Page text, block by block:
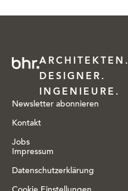
ARCHITEKTEN.
DESIGNER.
INGENIEURE.
Newsletter abonnieren
Kontakt
Jobs
Impressum
Datenschutzerklärung